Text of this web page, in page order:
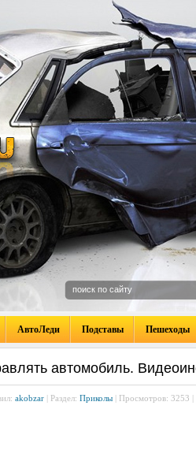
АвтоЛеди Подставы Пешеходы
автомобиль.
akobzar | Раздел: Приколы | Просмотров: 3253 |